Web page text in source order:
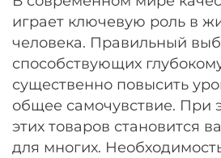
играет ключевую роль в
человека. Правильный
способствующих
существенно повысить
общее самочувствие. При
этих товаров становится
для многих.
Оставшиеся
% будут
списываться с вашей
по25 %каждые 2 недели